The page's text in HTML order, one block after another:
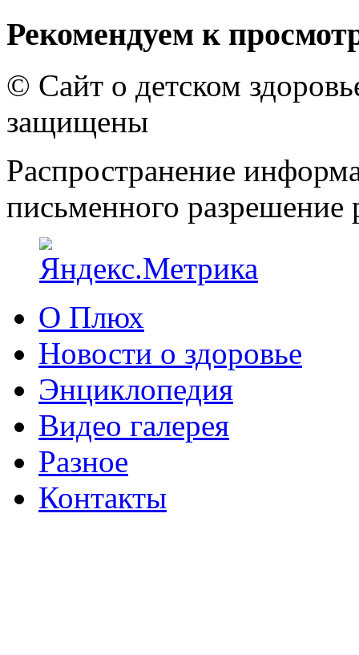
Рекомендуем к
© Сайт о детском
защищены
Распространение
письменного разрешение
О Плюх
Новости о здоровье
Энциклопедия
Видео галерея
Разное
Контакты